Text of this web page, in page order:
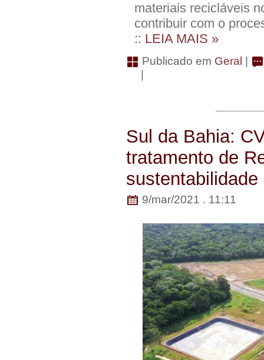
materiais recicláveis
contribuir com o
:: LEIA MAIS »
Publicado em Geral
Sul da Bahia:
tratamento de
sustentabilidade
9/mar/2021 . 11:11